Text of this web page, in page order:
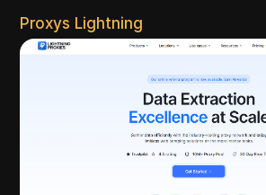
Proxys Lightning